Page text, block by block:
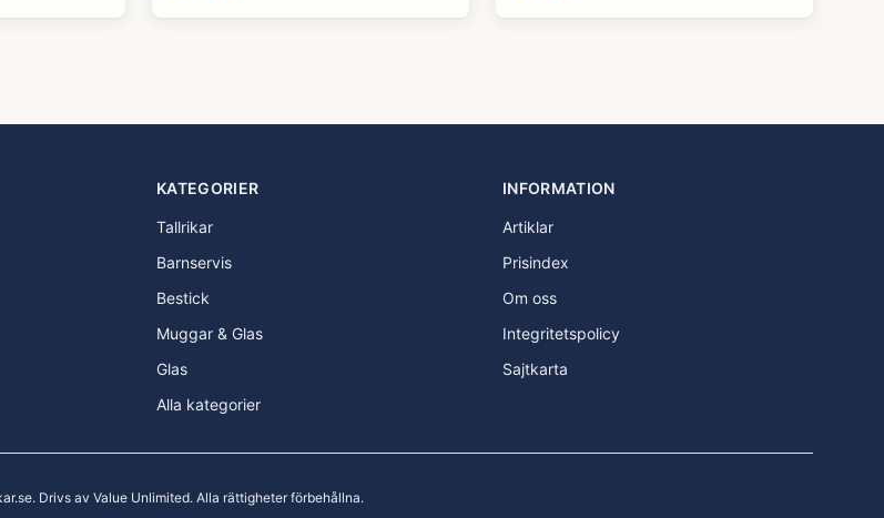
KATEGORIER
Tallrikar
Barnservis
Bestick
Muggar & Glas
Glas
Alla kategorier
INFORMATION
Artiklar
Prisindex
Om oss
Integritetspolicy
Sajtkarta
. Drivs av Value Unlimited. Alla rättigheter förbehållna.